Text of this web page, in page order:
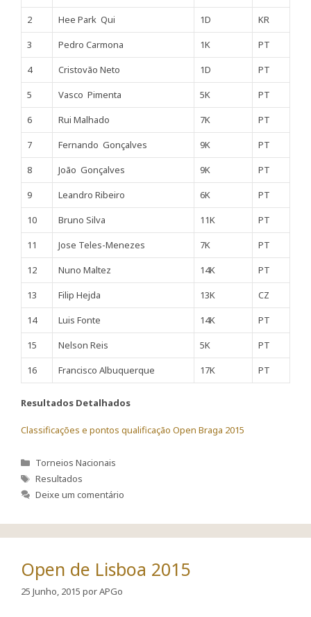
2
Hee Park Qui 1D
KR
3
Pedro Carmona 1K
PT
4
Cristovão Neto 1D
PT
5
Vasco Pimenta 5K
PT
6
Rui Malhado 7K
PT
7
Fernando Gonçalves 9K
PT
8
João Gonçalves 9K
PT
9
Leandro Ribeiro 6K
PT
10
Bruno Silva 11K
PT
11
Jose Teles-Menezes 7K
PT
12
Nuno Maltez 14K
PT
13
Filip Hejda 13K
CZ
14
Luis Fonte 14K
PT
15
Nelson Reis 5K
PT
16
Francisco Albuquerque 17K PT
Resultados Detalhados
Classificações e pontos qualificação Open Braga 2015
Categorias
Torneios Nacionais
Etiquetas
Resultados
Deixe um comentário
Open de Lisboa 2015
25 Junho, 2015 porAPGo